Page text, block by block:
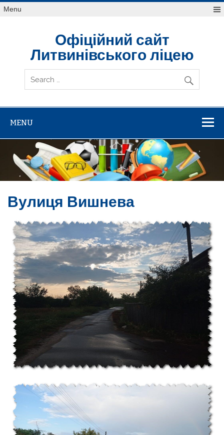
Skip
toMenu
Офіційний сайт
Литвинівського ліцею
MENU
Вулиця Вишнева